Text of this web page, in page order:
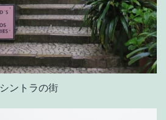
シントラの街